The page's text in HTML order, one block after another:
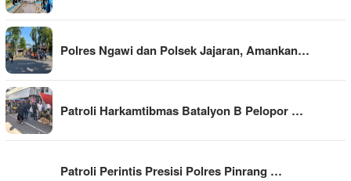
Polres Ngawi dan Polsek Jajaran, Amankan…
Patroli Harkamtibmas Batalyon B Pelopor …
Patroli Perintis Presisi Polres Pinrang …